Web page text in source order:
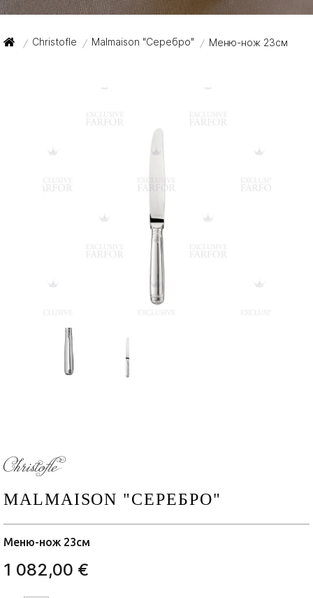
/ Christofle / Malmaison "Серебро" / Меню-нож 23см
MALMAISON "СЕРЕБРО"
Меню-нож 23см
1 082,00 €